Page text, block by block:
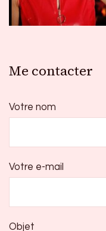
Me contacter
Votre nom
Votre e-mail
Objet